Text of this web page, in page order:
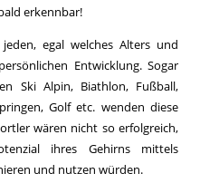
erkennbar!
egal welches Alters und
Entwicklung. Sogar
Ski Alpin, Biathlon, Fußball,
Golf etc. wenden diese
wären nicht so erfolgreich,
ihres Gehirns mittels
und nutzen würden.